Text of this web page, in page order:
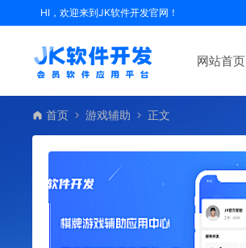
HI，欢迎来到JK软件开发官网！
网站首页
首页 游戏辅助 正文